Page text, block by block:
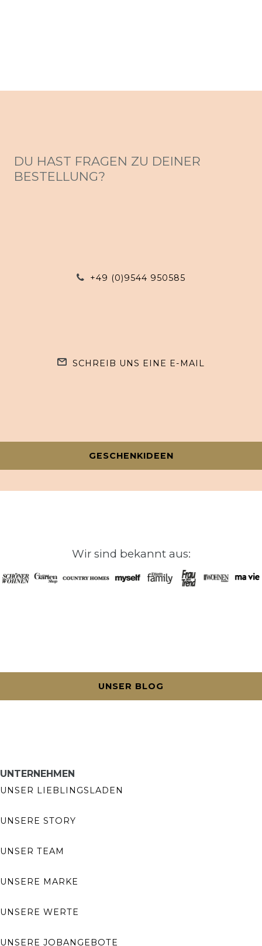
DU HAST FRAGEN ZU DEINER
BESTELLUNG?
+49 (0)9544 950585
SCHREIB UNS EINE E-MAIL
GESCHENKIDEEN
Wir sind bekannt aus:
UNSER BLOG
UNTERNEHMEN
UNSER LIEBLINGSLADEN
UNSERE STORY
UNSER TEAM
UNSERE MARKE
UNSERE WERTE
UNSERE JOBANGEBOTE